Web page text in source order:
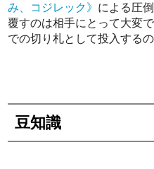
み、コジレック》 による圧
覆すのは相手にとって大変
での切り札として投入する
豆知識